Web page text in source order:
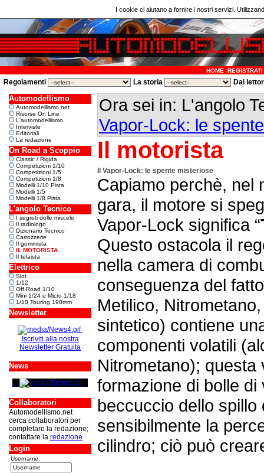
I cookie ci aiutano a fornire i nostri servizi.
HOME REGISTRATI
Regolamenti La storia Dai
Automodellismo
Automodellismo.net
Risorse On Line
L'automodellismo
Interviste
Editoriali
La redazione
On Road a Scoppio
Classic / Rigida
Competizioni 1/10
Competizioni 1/5
Competizioni 1/8
Modelli 1/10 Pista
Modelli 1/5
Modelli 1/8 Pista
L'angolo Tecnico
I segreti delle miscele
Il radiologo
Dizionario Tecnico
Carrozzerie
Il gommista
IL MOTORISTA
Il telaista
Elettrico
Slot
1/12
Off Road 1/10
Mini 1/24 e Micro 1/18
1/10 Touring 190mm
Newsletter
Iscriviti alla nostra
Newsletter Gratuita
News
Collaboratori
Automodellismo.net
cerca collaboratori per
completare la redazione;
contattare la redazione
Login
Username:
Ora sei in: L'angolo
Vapor-Lock: le
Il motorista
Il Vapor-Lock: le spente misteriose
Capiamo perchè, nel
gara, il motore si
Vapor-Lock significa “
Questo ostacola il
nella camera di
conseguenza del
Metilico,
sintetico) contiene
componenti volatili
Nitrometano); questa
formazione di bolle
beccuccio dello
sensibilmente la
cilindro; ciò può